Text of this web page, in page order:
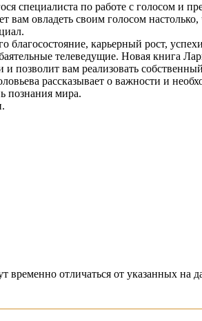
по работе с голосом и
овладеть своим голосом
карьерный рост,
телеведущие. Новая книга
позволит вам реализовать
рассказывает о важности и
познания мира.
отличаться от указанных на